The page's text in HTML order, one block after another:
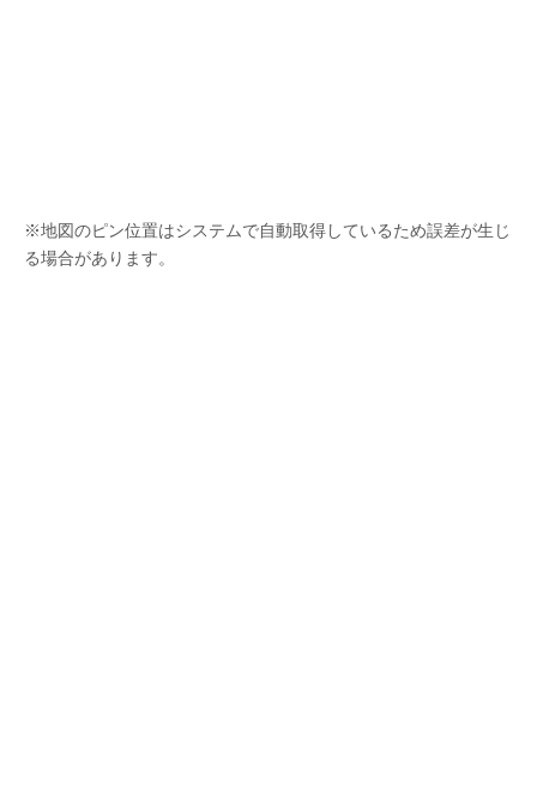
※地図のピン位置はシステムで自動取得しているため誤差が生じ
る場合があります。